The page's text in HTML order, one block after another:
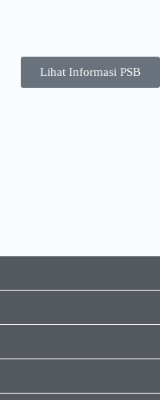
Lihat Informasi PSB